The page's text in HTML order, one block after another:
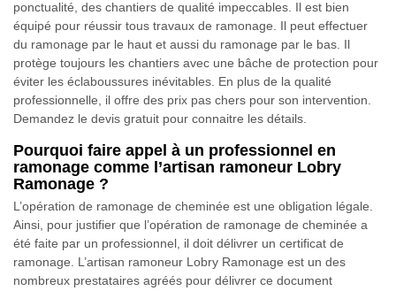
ponctualité, des chantiers de qualité impeccables. Il est bien
équipé pour réussir tous travaux de ramonage. Il peut effectuer
du ramonage par le haut et aussi du ramonage par le bas. Il
protège toujours les chantiers avec une bâche de protection pour
éviter les éclaboussures inévitables. En plus de la qualité
professionnelle, il offre des prix pas chers pour son intervention.
Demandez le devis gratuit pour connaitre les détails.
Pourquoi faire appel à un professionnel en
ramonage comme l’artisan ramoneur Lobry
Ramonage ?
L’opération de ramonage de cheminée est une obligation légale.
Ainsi, pour justifier que l’opération de ramonage de cheminée a
été faite par un professionnel, il doit délivrer un certificat de
ramonage. L’artisan ramoneur Lobry Ramonage est un des
nombreux prestataires agréés pour délivrer ce document